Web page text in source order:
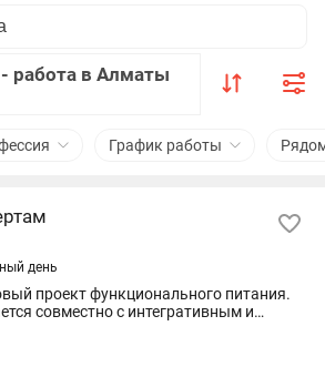
работа в Алматы
График работы
день
проект функционального питания.
совместно с интегративным и
В основе продукции — готовые
использованием...